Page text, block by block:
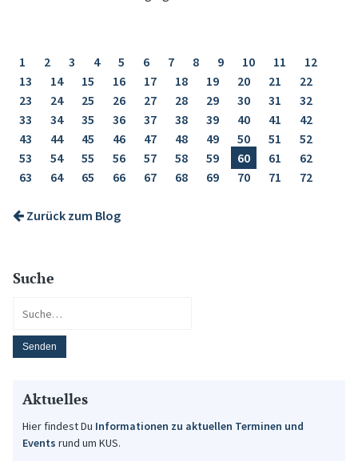
1 2 3 4 5 6 7 8 9 10 11
12
13
14 15 16 17 18 19 20 21
22
23
24 25 26 27 28 29 30 31
32
33
34 35 36 37 38 39 40 41
42
43
44 45 46 47 48 49 50 51
52
53
54 55 56 57 58 59 60 61
62
63
64 65 66 67 68 69 70 71 72
Zurück zum Blog
Suche
Aktuelles
Hier findest Du Informationen zu aktuellen Terminen und
Events rund um KUS.